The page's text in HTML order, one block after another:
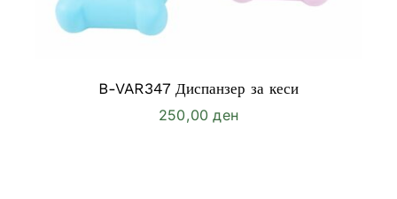
B-VAR347 Диспанзер за кеси
250,00ден